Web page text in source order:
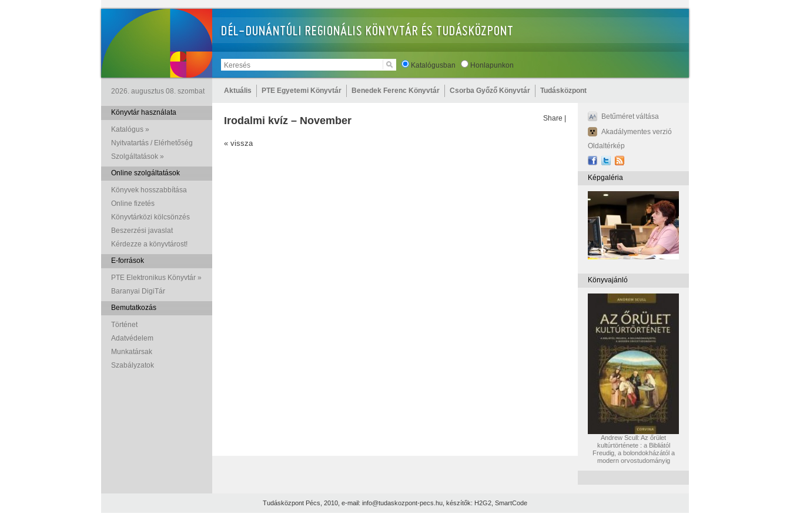
Katalógusban Honlapunkon
2026. augusztus 08. szombat Aktuális PTE Egyetemi Könyvtár Benedek Ferenc Könyvtár Csorba Győző Könyvtár Tudásközpont
Könyvtár használata
Katalógus »
Nyitvatartás / Elérhetőség
Szolgáltatások »
Online szolgáltatások
Könyvek hosszabbítása
Online fizetés
Könyvtárközi kölcsönzés
Beszerzési javaslat
Kérdezze a könyvtárost!
E-források
PTE Elektronikus Könyvtár »
Baranyai DigiTár
Bemutatkozás
Történet
Adatvédelem
Munkatársak
Szabályzatok
Share
Irodalmi kvíz – November
« vissza
Betűméret váltása
Akadálymentes verzió
Oldaltérkép
Képgaléria
Könyvajánló
Andrew Scull: Az őrület
kultúrtörténete : a Bibliától
Freudig, a bolondokházától a
modern orvostudományig
Tudásközpont Pécs, 2010, e-mail: info@tudaskozpont-pecs.hu , készítők: H2G2 SmartCode